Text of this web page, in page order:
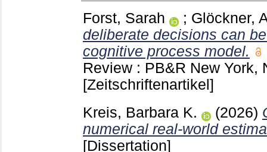
Forst, Sarah ; Glöckner,
deliberate decisions can
cognitive process model.
Review : PB&R New York,
[Zeitschriftenartikel]
Kreis, Barbara K.
(2026)
numerical real-world
[Dissertation]